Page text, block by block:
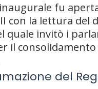
fu
con la lettura del
quale invitò i
il consolidamento
del